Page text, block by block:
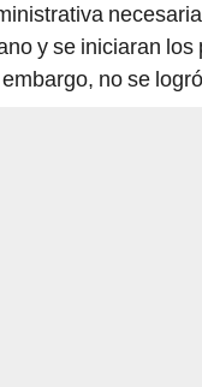
y se iniciaran
no se